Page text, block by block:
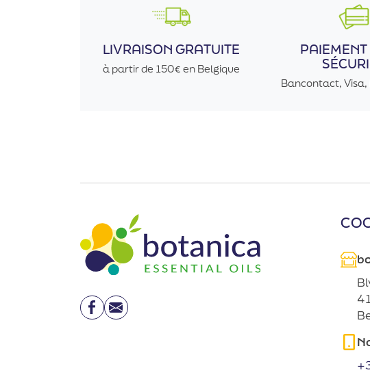
LIVRAISON GRATUITE
à partir de 150€ en Belgique
Bancontact,
Facebook
Email